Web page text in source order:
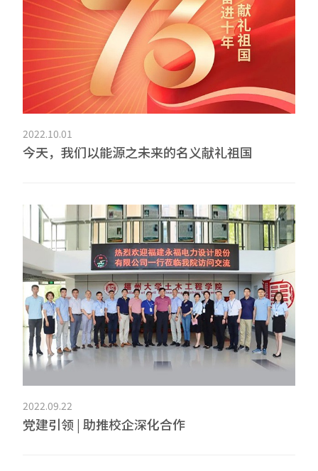
2022.10.01
今天，我们以能源之未来的名义献礼祖国
2022.09.22
党建引领 | 助推校企深化合作